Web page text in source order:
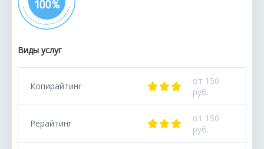
Виды услуг
Копирайтинг
от 150
руб.
Рерайтинг
от 150
руб.